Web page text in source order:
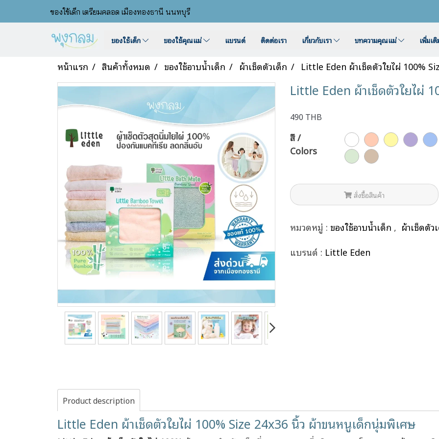
ของใช้เด็ก เตรียมคลอด เมืองทองธานี นนทบุรี
ของใช้เด็ก ของใช้คุณแม่ แบรนด์ ติดต่อเรา เกี่ยวกับเรา บทความคุณแม่ เพิ่มเ
หน้าแรก สินค้าทั้งหมด ของใช้อาบน้ำเด็ก ผ้าเช็ดตัวเด็ก Little Eden ผ้าเช็ดตัวใยไผ่ 100%
Little Eden ผ้าเช็ดตัวใยไผ่
490 THB
สี /
Colors
สั่งซื้อสินค้า
หมวดหมู่ : ของใช้อาบน้ำเด็ก , ผ้าเช็ดตัว
แบรนด์ : Little Eden
Product description
Little Eden ผ้าเช็ดตัวใยไผ่ 100% Size 24x36 นิ้ว ผ้าขนหนูเด็กนุ่มพิเศษ